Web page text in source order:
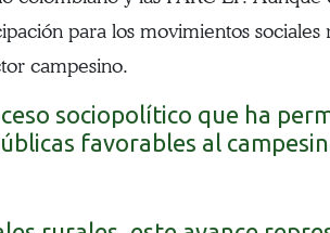
para los movimientos sociales
campesino.
sociopolítico que ha
favorables al